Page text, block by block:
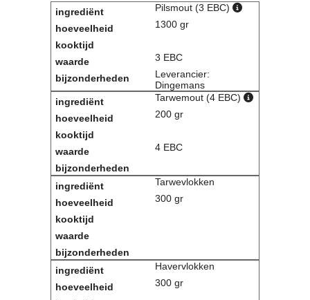
Pilsmout (3 EBC)
1300 gr
3 EBC
Leverancier:
Dingemans
Tarwemout (4 EBC)
200 gr
4 EBC
Tarwevlokken
300 gr
Havervlokken
300 gr
- Professioneel
- Biersommeliers
Recepten
Recepten
Zoeken
Bericht
Lid worden
Brouwcursus
Foto's
Links
Nieuwsflitsen